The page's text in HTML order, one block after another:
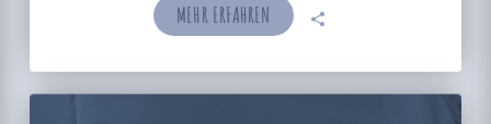
MEHR ERFAHREN 🗣